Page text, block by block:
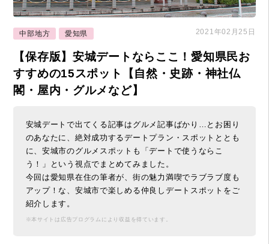
中部地方 愛知県 2021年02月25日
【保存版】安城デートならここ！愛知県民お
すすめの15スポット【自然・史跡・神社仏
閣・屋内・グルメなど】
安城デートで出てくる記事はグルメ記事ばかり…とお困り
のあなたに、絶対成功するデートプラン・スポットととも
に、安城市のグルメスポットも「デートで使うならこ
う！」という視点でまとめてみました。
今回は愛知県在住の筆者が、街の魅力満喫でラブラブ度も
アップ！な、安城市で楽しめる仲良しデートスポットをご
紹介します。
※本サイトは広告プログラムにより収益を得ています。